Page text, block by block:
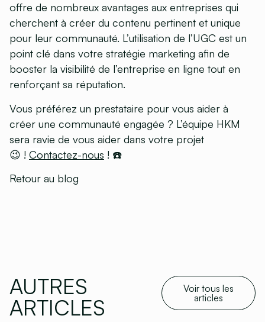
offre de nombreux avantages aux entreprises qui
cherchent à créer du contenu pertinent et unique
pour leur communauté. L’utilisation de l’UGC est un
point clé dans votre stratégie marketing afin de
booster la visibilité de l’entreprise en ligne tout en
renforçant sa réputation.
Vous préférez un prestataire pour vous aider à
créer une communauté engagée ? L’équipe HKM
sera ravie de vous aider dans votre projet
😉 ! Contactez-nous ! ☎️
Retour au blog
AUTRES
ARTICLES
Voir tous les
articles